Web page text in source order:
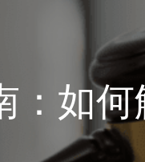
：如